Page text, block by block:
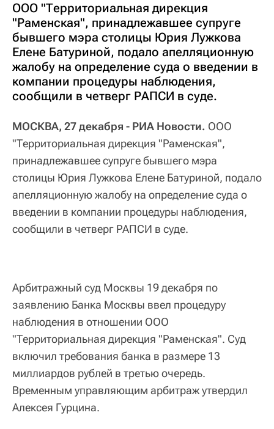
ООО "Территориальная дирекция
"Раменская", принадлежавшее супруге
бывшего мэра столицы Юрия Лужкова
Елене Батуриной, подало апелляционную
жалобу на определение суда о введении в
компании процедуры наблюдения,
сообщили в четверг РАПСИ в суде.
МОСКВА, 27 декабря - РИА Новости. ООО
"Территориальная дирекция "Раменская",
принадлежавшее супруге бывшего мэра
столицы Юрия Лужкова Елене Батуриной, подало
апелляционную жалобу на определение суда о
введении в компании процедуры наблюдения,
сообщили в четверг РАПСИ в суде.
Арбитражный суд Москвы 19 декабря по
заявлению Банка Москвы ввел процедуру
наблюдения в отношении ООО
"Территориальная дирекция "Раменская". Суд
включил требования банка в размере 13
миллиардов рублей в третью очередь.
Временным управляющим арбитраж утвердил
Алексея Гурцина.